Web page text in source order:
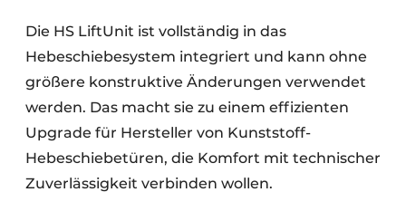
Die HS LiftUnit ist vollständig in das
Hebeschiebesystem integriert und kann ohne
größere konstruktive Änderungen verwendet
werden. Das macht sie zu einem effizienten
Upgrade für Hersteller von Kunststoff-
Hebeschiebetüren, die Komfort mit technischer
Zuverlässigkeit verbinden wollen.